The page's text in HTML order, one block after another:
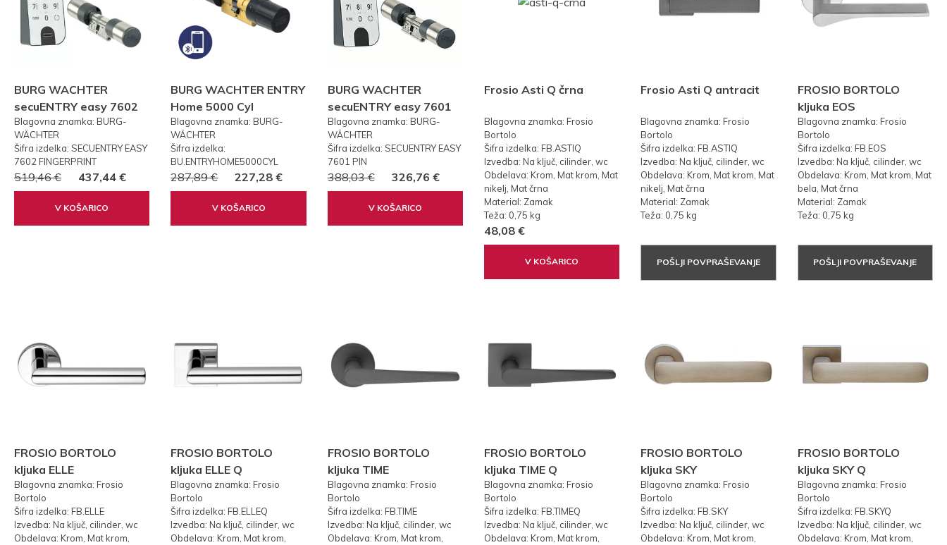
BURG WACHTER
secuENTRY easy 7602
FP PRSTNI ODTIS
Blagovna znamka: BURG-
WÄCHTER
Šifra izdelka: SECUENTRY EASY
7602 FINGERPRINT
519,46 € 437,44 €
V KOŠARICO
BURG WACHTER ENTRY
Home 5000 Cyl
Blagovna znamka: BURG-
WÄCHTER
Šifra izdelka:
BU.ENTRYHOME5000CYL
287,89 € 227,28 €
V KOŠARICO
BURG WACHTER
secuENTRY easy 7601
PIN KODA
Blagovna znamka: BURG-
WÄCHTER
Šifra izdelka: SECUENTRY EASY
7601 PIN
388,03 € 326,76 €
V KOŠARICO
Frosio Asti Q črna
Blagovna znamka: Frosio
Bortolo
Šifra izdelka: FB.ASTIQ
Izvedba: Na ključ, cilinder, wc
Obdelava: Krom, Mat krom, Mat
nikelj, Mat črna
Material: Zamak
Teža: 0,75 kg
48,08 €
V KOŠARICO
Frosio Asti Q antracit
Blagovna znamka: Frosio
Bortolo
Šifra izdelka: FB.ASTIQ
Izvedba: Na ključ, cilinder, wc
Obdelava: Krom, Mat krom, Mat
nikelj, Mat črna
Material: Zamak
Teža: 0,75 kg
POŠLJI POVPRAŠEVANJE
FROSIO BORTOLO
kljuka EOS
Blagovna znamka: Frosio
Bortolo
Šifra izdelka: FB.EOS
Izvedba: Na ključ, cilinder, wc
Obdelava: Krom, Mat krom, Mat
bela, Mat črna
Material: Zamak
Teža: 0,75 kg
POŠLJI POVPRAŠEVANJE
FROSIO BORTOLO
kljuka ELLE
Blagovna znamka: Frosio
Bortolo
Šifra izdelka: FB.ELLE
Izvedba: Na ključ, cilinder, wc
Obdelava: Krom, Mat krom,
FROSIO BORTOLO
kljuka ELLE Q
Blagovna znamka: Frosio
Bortolo
Šifra izdelka: FB.ELLEQ
Izvedba: Na ključ, cilinder, wc
Obdelava: Krom, Mat krom,
FROSIO BORTOLO
kljuka TIME
Blagovna znamka: Frosio
Bortolo
Šifra izdelka: FB.TIME
Izvedba: Na ključ, cilinder, wc
Obdelava: Krom, Mat krom,
FROSIO BORTOLO
kljuka TIME Q
Blagovna znamka: Frosio
Bortolo
Šifra izdelka: FB.TIMEQ
Izvedba: Na ključ, cilinder, wc
Obdelava: Krom, Mat krom,
FROSIO BORTOLO
kljuka SKY
Blagovna znamka: Frosio
Bortolo
Šifra izdelka: FB.SKY
Izvedba: Na ključ, cilinder, wc
Obdelava: Krom, Mat krom,
FROSIO BORTOLO
kljuka SKY Q
Blagovna znamka: Frosio
Bortolo
Šifra izdelka: FB.SKYQ
Izvedba: Na ključ, cilinder, wc
Obdelava: Krom, Mat krom,